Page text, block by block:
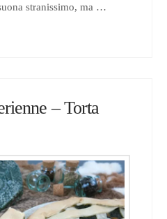
stranissimo, ma …
– Torta